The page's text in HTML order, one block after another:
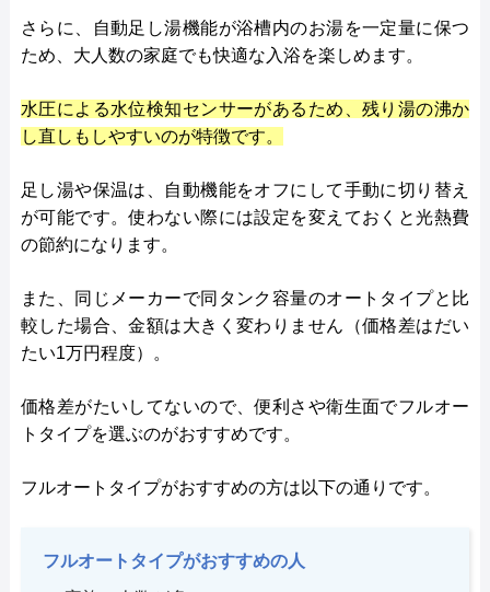
さらに、自動足し湯機能が浴槽内のお湯を一定量に保つ
ため、大人数の家庭でも快適な入浴を楽しめます。
水圧による水位検知センサーがあるため、残り湯の沸か
し直しもしやすいのが特徴です。
足し湯や保温は、自動機能をオフにして手動に切り替え
が可能です。使わない際には設定を変えておくと光熱費
の節約になります。
また、同じメーカーで同タンク容量のオートタイプと比
較した場合、金額は大きく変わりません（価格差はだい
たい1万円程度）。
価格差がたいしてないので、便利さや衛生面でフルオー
トタイプを選ぶのがおすすめです。
フルオートタイプがおすすめの方は以下の通りです。
フルオートタイプがおすすめの人